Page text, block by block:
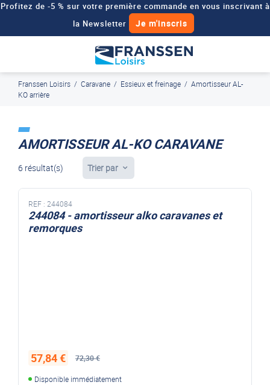
Profitez de -5 % sur votre première commande en vous inscrivant à
la Newsletter
Je m'inscris
Demander un devis
Paiement en ligne sécurisé, en 4x par Paypal
Franssen Loisirs / Caravane / Essieux et freinage / Amortisseur AL-
KO arrière
AMORTISSEUR AL-KO CARAVANE
6 résultat(s) Trier par
REF : 244084
244084 - amortisseur alko caravanes et
remorques
72,30 €
57,84 €
Disponible immédiatement